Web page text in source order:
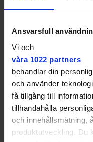
Ansvarsfull
Vi och
våra 1022 partners
behandlar din
och använder
få tillgång till
tillhandahålla
och innehållsmätning,
produktutveckling. Du